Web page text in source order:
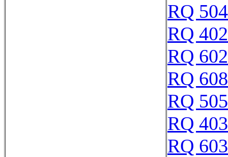
RQ
RQ
RQ
RQ
RQ
RQ
RQ